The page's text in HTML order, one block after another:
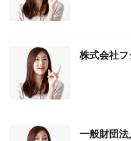
株式会社
一般財団